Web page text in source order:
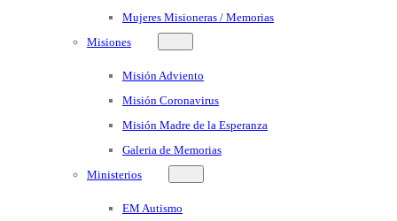
Mujeres Misioneras / Memorias
Misiones
Misión Adviento
Misión Coronavirus
Misión Madre de la Esperanza
Galeria de Memorias
Ministerios
EM Autismo